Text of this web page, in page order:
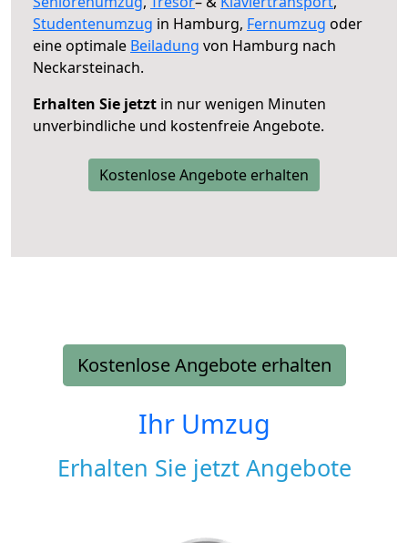
Studentenumzug in Hamburg, Fernumzug oder
eine optimale Beiladung von Hamburg nach
Neckarsteinach.
Erhalten Sie jetzt in nur wenigen Minuten
unverbindliche und kostenfreie Angebote.
Kostenlose Angebote erhalten
Kostenlose Angebote erhalten
Ihr Umzug
Erhalten Sie jetzt Angebote